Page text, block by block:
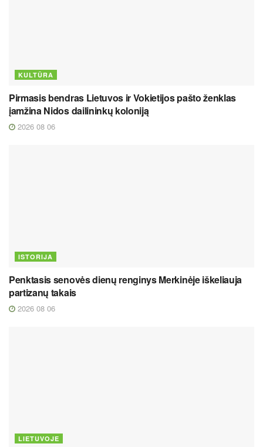
KULTŪRA
Pirmasis bendras Lietuvos ir Vokietijos pašto ženklas
įamžina Nidos dailininkų koloniją
2026 08 06
ISTORIJA
Penktasis senovės dienų renginys Merkinėje iškeliauja
partizanų takais
2026 08 06
LIETUVOJE